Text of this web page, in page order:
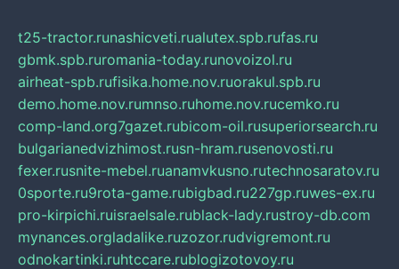
t25-tractor.runashicveti.rualutex.spb.rufas.ru
gbmk.spb.ruromania-today.runovoizol.ru
airheat-spb.rufisika.home.nov.ruorakul.spb.ru
demo.home.nov.rumnso.ruhome.nov.rucemko.ru
comp-land.org7gazet.rubicom-oil.rusuperiorsearch.ru
bulgarianedvizhimost.rusn-hram.rusenovosti.ru
fexer.rusnite-mebel.ruanamvkusno.rutechnosaratov.ru
0sporte.ru9rota-game.rubigbad.ru227gp.ruwes-ex.ru
pro-kirpichi.ruisraelsale.rublack-lady.rustroy-db.com
mynances.orgladalike.ruzozor.rudvigremont.ru
odnokartinki.ruhtccare.rublogizotovoy.ru